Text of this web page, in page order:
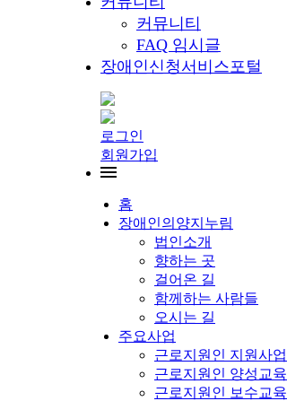
커뮤니티
FAQ 임시글
장애인신청서비스포털
로그인
회원가입
홈
장애인의양지누림
법인소개
향하는 곳
걸어온 길
함께하는 사람들
오시는 길
주요사업
근로지원인 지원사업
근로지원인 양성교육
근로지원인 보수교육